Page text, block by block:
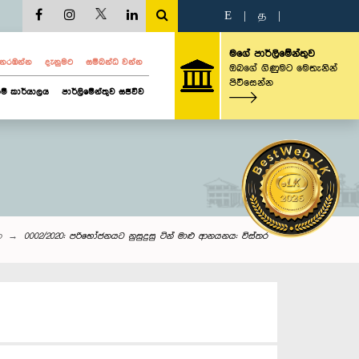
E த
දැනුමට සම්බන්ධ වන්න
කාර්යාලය පාර්ලිමේන්තුව සජීවීව
මගේ පාර්ලිමේන්තුව
ඔබගේ ගිණුමට මෙතැනින්
පිවිසෙන්න
0002/2020: පරිභෝජනයට නුසුදුසු ටින් මාළු ආනයනය: විස්තර